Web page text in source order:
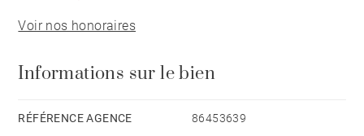
deux avec salle de bain attenante, et un total de 3
salles de bain complètes, offrant un maximum
centrale et du chauffage central avec compteurs
Voir nos honoraires
Informations sur le bien
RÉFÉRENCE AGENCE 86453639